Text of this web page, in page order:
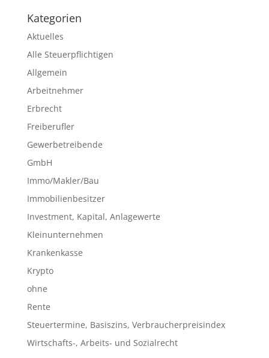
Kategorien
Aktuelles
Alle Steuerpflichtigen
Allgemein
Arbeitnehmer
Erbrecht
Freiberufler
Gewerbetreibende
GmbH
Immo/Makler/Bau
Immobilienbesitzer
Investment, Kapital, Anlagewerte
Kleinunternehmen
Krankenkasse
Krypto
ohne
Rente
Steuertermine, Basiszins, Verbraucherpreisindex
Wirtschafts-, Arbeits- und Sozialrecht